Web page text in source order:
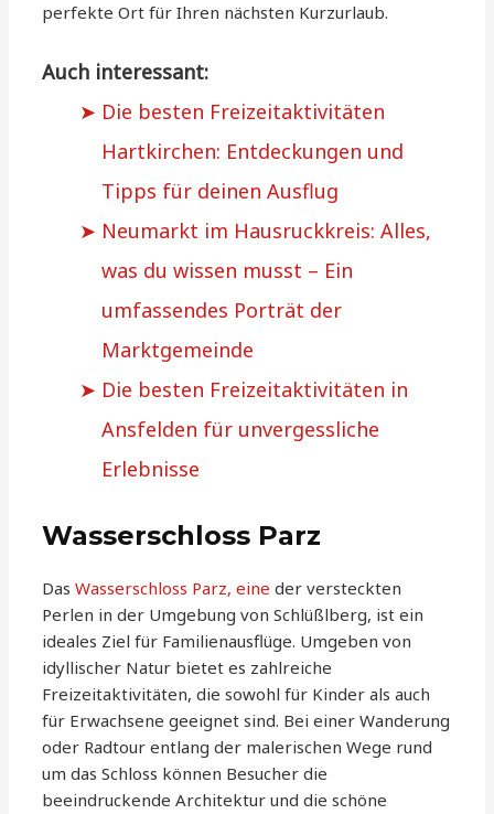
perfekte Ort für Ihren nächsten Kurzurlaub.
Auch interessant:
Die besten Freizeitaktivitäten
Hartkirchen: Entdeckungen und
Tipps für deinen Ausflug
Neumarkt im Hausruckkreis: Alles,
was du wissen musst – Ein
umfassendes Porträt der
Marktgemeinde
Die besten Freizeitaktivitäten in
Ansfelden für unvergessliche
Erlebnisse
Wasserschloss Parz
DasWasserschloss Parz, eine der versteckten
Perlen in der Umgebung von Schlüßlberg, ist ein
ideales Ziel für Familienausflüge. Umgeben von
idyllischer Natur bietet es zahlreiche
Freizeitaktivitäten, die sowohl für Kinder als auch
für Erwachsene geeignet sind. Bei einer Wanderung
oder Radtour entlang der malerischen Wege rund
um das Schloss können Besucher die
beeindruckende Architektur und die schöne